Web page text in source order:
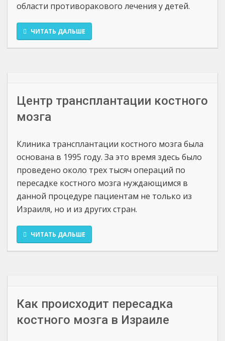
области противоракового лечения у детей.
ЧИТАТЬ ДАЛЬШЕ
Центр трансплантации костного
мозга
Клиника трансплантации костного мозга была
основана в 1995 году. За это время здесь было
проведено около трех тысяч операций по
пересадке костного мозга нуждающимся в
данной процедуре пациентам не только из
Израиля, но и из других стран.
ЧИТАТЬ ДАЛЬШЕ
Как происходит пересадка
костного мозга в Израиле